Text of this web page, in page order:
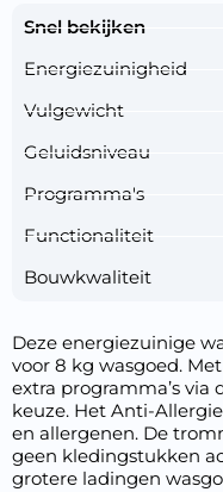
Snel bekijken
Energiezuinigheid
Vulgewicht
Geluidsniveau
Programma's
Functionaliteit
Bouwkwaliteit
Deze energiezuinige
voor 8 kg wasgoed.
extra programma’s via
keuze. Het Anti-
en allergenen. De
geen kledingstukken
grotere ladingen